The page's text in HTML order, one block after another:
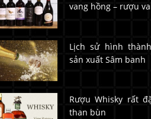
vang hồng – rượu
Lịch sử hình
sản xuất Sâm banh
Rượu Whisky rất
than bùn